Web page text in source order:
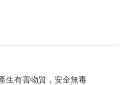
生有害物質，安全無毒